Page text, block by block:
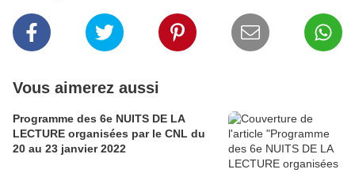
Vous aimerez aussi
Programme des 6e NUITS DE LA
LECTURE organisées par le CNL du
20 au 23 janvier 2022